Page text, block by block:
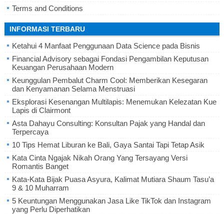
Terms and Conditions
INFORMASI TERBARU
Ketahui 4 Manfaat Penggunaan Data Science pada Bisnis
Financial Advisory sebagai Fondasi Pengambilan Keputusan
Keuangan Perusahaan Modern
Keunggulan Pembalut Charm Cool: Memberikan Kesegaran
dan Kenyamanan Selama Menstruasi
Eksplorasi Kesenangan Multilapis: Menemukan Kelezatan Kue
Lapis di Clairmont
Asta Dahayu Consulting: Konsultan Pajak yang Handal dan
Terpercaya
10 Tips Hemat Liburan ke Bali, Gaya Santai Tapi Tetap Asik
Kata Cinta Ngajak Nikah Orang Yang Tersayang Versi
Romantis Banget
Kata-Kata Bijak Puasa Asyura, Kalimat Mutiara Shaum Tasu’a
9 & 10 Muharram
5 Keuntungan Menggunakan Jasa Like TikTok dan Instagram
yang Perlu Diperhatikan